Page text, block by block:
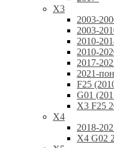
X3
2003-
2003-
2010-
2010-
2017-
2021-
F25
G01
X3 F25
X4
2018-
X4 G02